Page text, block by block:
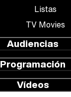
Listas
TV Movies
Audiencias
Programación
Vídeos